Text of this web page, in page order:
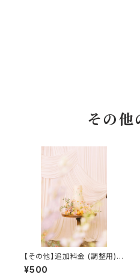
その他
【その他】追加料金 (調整用) I
Additional Fee
¥500